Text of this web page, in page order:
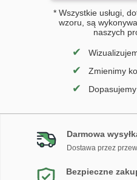
* Wszystkie usługi,
wzoru, są
naszych
✔
✔ Zmienimy
✔
Darmowa
Dostawa przez
Bezpieczne